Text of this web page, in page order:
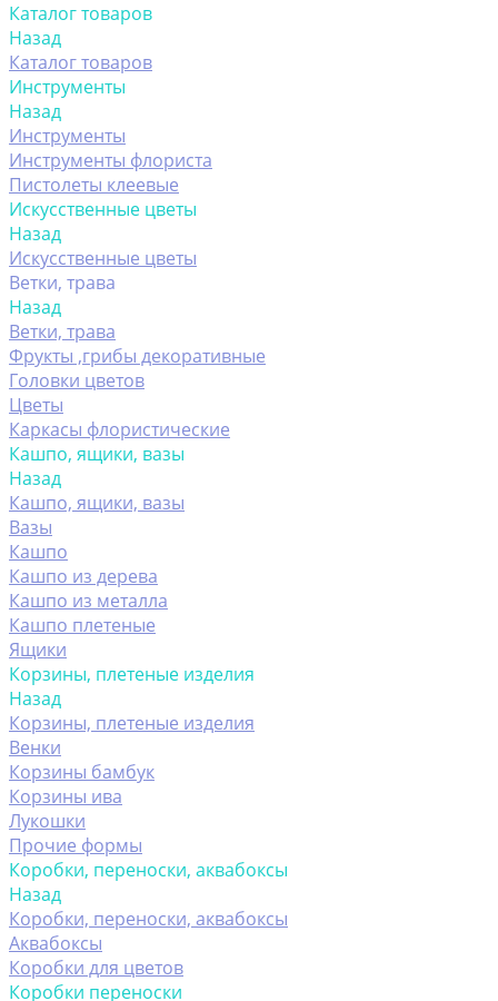
Каталог товаров
Назад
Каталог товаров
Инструменты
Назад
Инструменты
Инструменты флориста
Пистолеты клеевые
Искусственные цветы
Назад
Искусственные цветы
Ветки, трава
Назад
Ветки, трава
Фрукты ,грибы декоративные
Головки цветов
Цветы
Каркасы флористические
Кашпо, ящики, вазы
Назад
Кашпо, ящики, вазы
Вазы
Кашпо
Кашпо из дерева
Кашпо из металла
Кашпо плетеные
Ящики
Корзины, плетеные изделия
Назад
Корзины, плетеные изделия
Венки
Корзины бамбук
Корзины ива
Лукошки
Прочие формы
Коробки, переноски, аквабоксы
Назад
Коробки, переноски, аквабоксы
Аквабоксы
Коробки для цветов
Коробки переноски